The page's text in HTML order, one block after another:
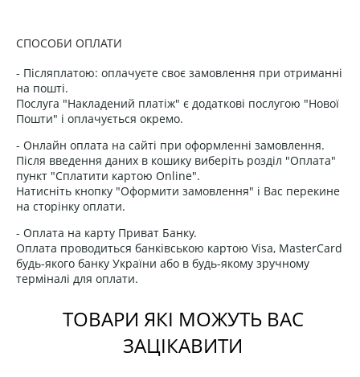
СПОСОБИ ОПЛАТИ
- Післяплатою: оплачуєте своє замовлення при отриманні
на пошті.
Послуга "Накладений платіж" є додаткові послугою "Нової
Пошти" і оплачується окремо.
- Онлайн оплата на сайті при оформленні замовлення.
Після введення даних в кошику виберіть розділ "Оплата"
пункт "Сплатити картою Online".
Натисніть кнопку "Оформити замовлення" і Вас перекине
на сторінку оплати.
- Оплата на карту Приват Банку.
Оплата проводиться банківською картою Visa, MasterCard
будь-якого банку України або в будь-якому зручному
терміналі для оплати.
ТОВАРИ ЯКІ МОЖУТЬ ВАС
ЗАЦІКАВИТИ